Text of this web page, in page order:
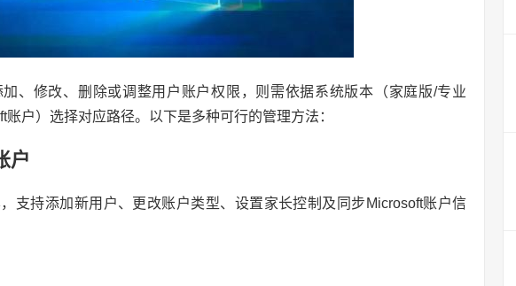
、修改、删除或调整用户账户权限，则需依据系统版本（家庭版/专业
户）选择对应路径。以下是多种可行的管理方法：
户
支持添加新用户、更改账户类型、设置家长控制及同步Microsoft账户信